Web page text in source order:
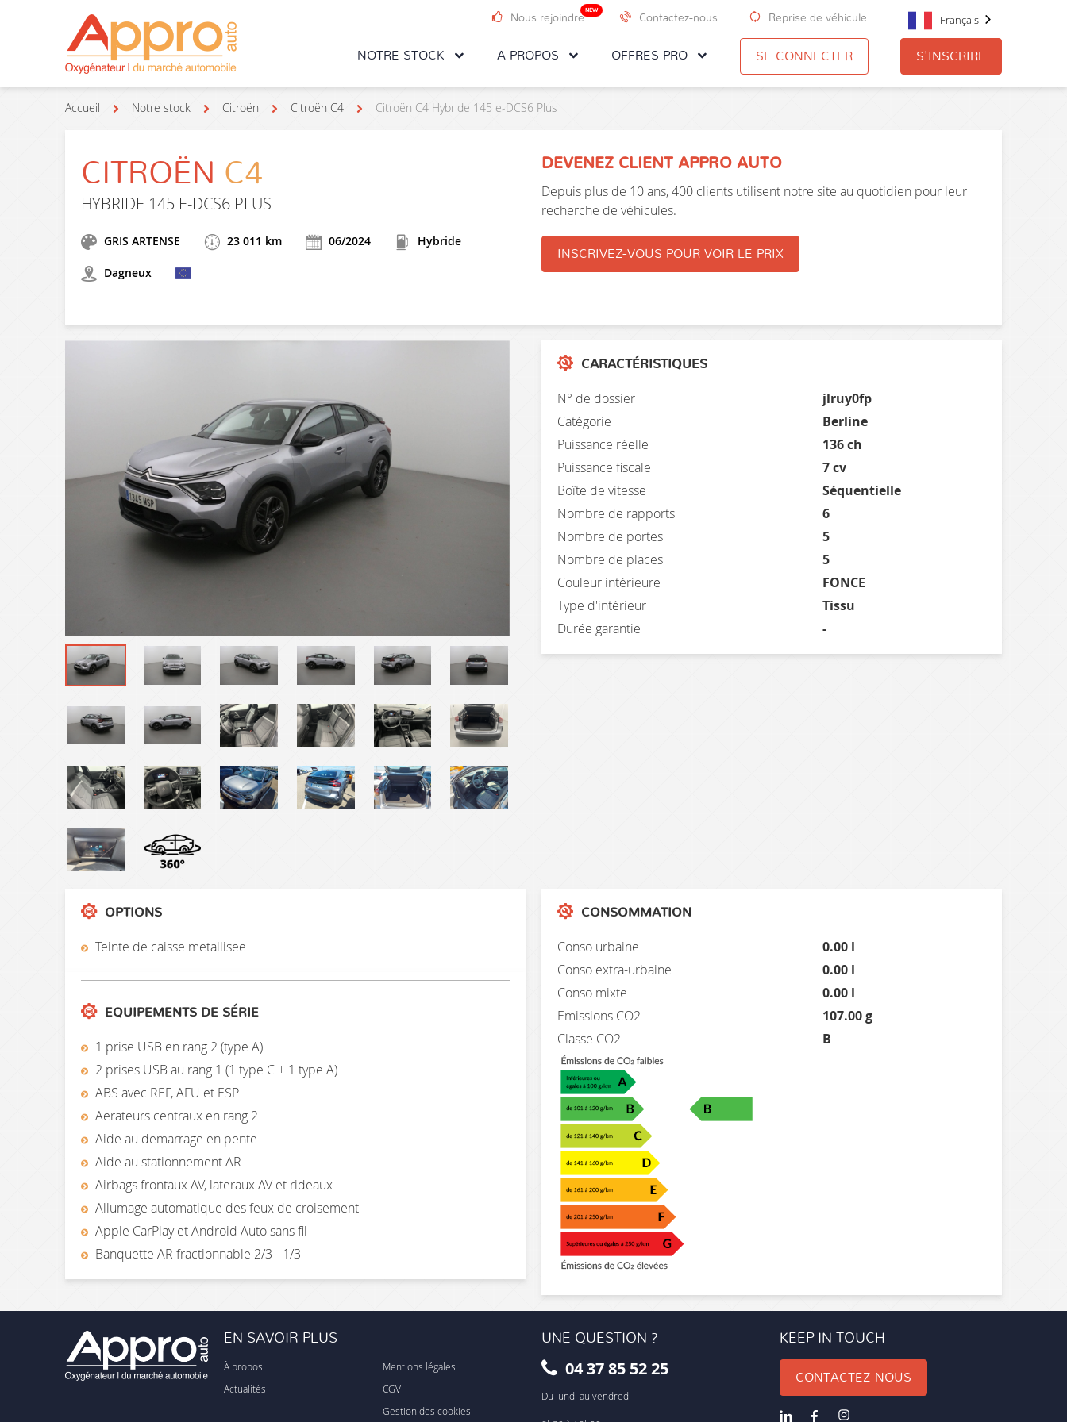
NOTRE STOCK A PROPOS OFFRES PRO
Nous rejoindre
NEW
Contactez-nous Reprise de véhicule Français
SE CONNECTER S'INSCRIRE
Accueil Notre stock Citroën Citroën C4 Citroën C4 Hybride 145 e-DCS6 Plus
CITROËN C4
HYBRIDE 145 E-DCS6 PLUS
GRIS ARTENSE 23 011 km 06/2024 Hybride
Dagneux
DEVENEZ CLIENT APPRO AUTO
Depuis plus de 10 ans, 400 clients utilisent notre site au quotidien pour leur
recherche de véhicules.
INSCRIVEZ-VOUS POUR VOIR LE PRIX
CARACTÉRISTIQUES
N° de dossier
jlruy0fp
Catégorie
Berline
Puissance réelle
136 ch
Puissance fiscale
7 cv
Boîte de vitesse
Séquentielle
Nombre de rapports
6
Nombre de portes
5
Nombre de places
5
Couleur intérieure
FONCE
Type d'intérieur
Tissu
Durée garantie
-
OPTIONS
Teinte de caisse metallisee
EQUIPEMENTS DE SÉRIE
1 prise USB en rang 2 (type A)
2 prises USB au rang 1 (1 type C + 1 type A)
ABS avec REF, AFU et ESP
Aerateurs centraux en rang 2
Aide au demarrage en pente
Aide au stationnement AR
Airbags frontaux AV, lateraux AV et rideaux
Allumage automatique des feux de croisement
Apple CarPlay et Android Auto sans fil
Banquette AR fractionnable 2/3 - 1/3
CONSOMMATION
Conso urbaine
0.00 l
Conso extra-urbaine
0.00 l
Conso mixte
0.00 l
Emissions CO2
107.00 g
Classe CO2
B
EN SAVOIR PLUS
À propos
Actualités
Mentions légales
CGV
Gestion des cookies
UNE QUESTION ?
04 37 85 52 25
Du lundi au vendredi
KEEP IN TOUCH
CONTACTEZ-NOUS